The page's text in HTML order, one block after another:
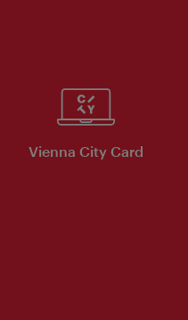
Vienna City Card